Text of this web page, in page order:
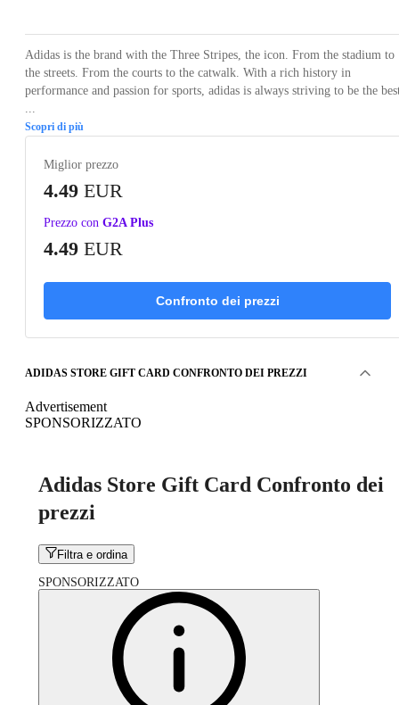
Adidas is the brand with the Three Stripes, the icon. From the stadium to
the streets. From the courts to the catwalk. With a rich history in
performance and passion for sports, adidas is always striving to be the
Scopri di più
Miglior prezzo
4.49 EUR
Prezzo con G2A Plus
4.49 EUR
Confronto dei prezzi
ADIDAS STORE GIFT CARD CONFRONTO DEI PREZZI
Advertisement
SPONSORIZZATO
Adidas Store Gift Card Confronto dei
prezzi
Filtra e ordina
SPONSORIZZATO